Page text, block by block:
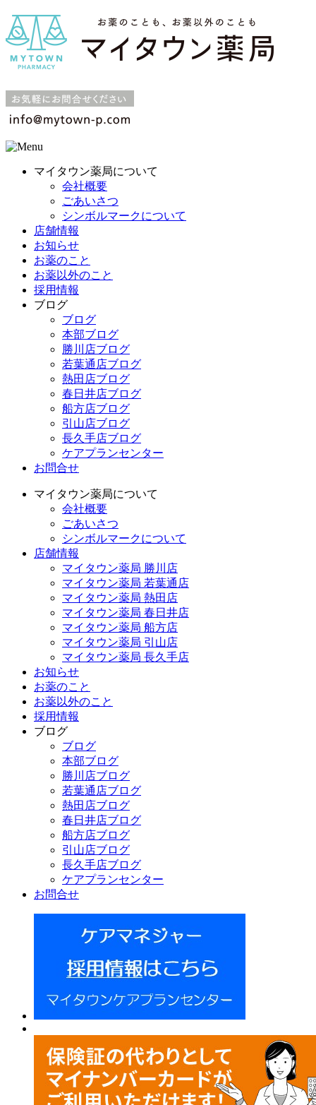
マイタウン薬局について
会社概要
ごあいさつ
シンボルマークについて
店舗情報
お知らせ
お薬のこと
お薬以外のこと
採用情報
ブログ
ブログ
本部ブログ
勝川店ブログ
若葉通店ブログ
熱田店ブログ
春日井店ブログ
船方店ブログ
引山店ブログ
長久手店ブログ
ケアプランセンター
お問合せ
マイタウン薬局について
会社概要
ごあいさつ
シンボルマークについて
店舗情報
マイタウン薬局 勝川店
マイタウン薬局 若葉通店
マイタウン薬局 熱田店
マイタウン薬局 春日井店
マイタウン薬局 船方店
マイタウン薬局 引山店
マイタウン薬局 長久手店
お知らせ
お薬のこと
お薬以外のこと
採用情報
ブログ
ブログ
本部ブログ
勝川店ブログ
若葉通店ブログ
熱田店ブログ
春日井店ブログ
船方店ブログ
引山店ブログ
長久手店ブログ
ケアプランセンター
お問合せ